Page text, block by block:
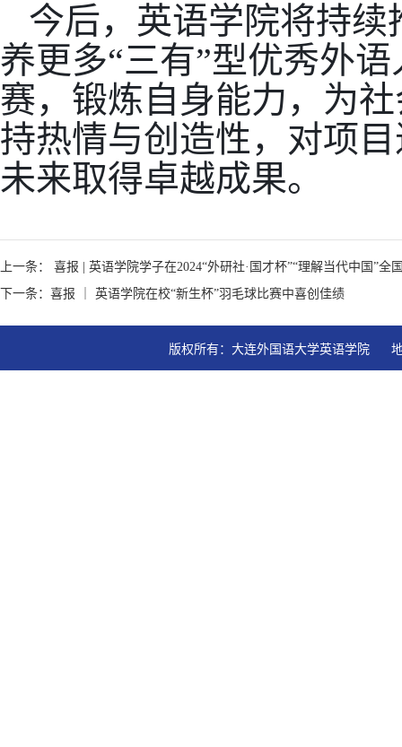
今后，英语学院将持
养更多“三有”型优秀外
赛，锻炼自身能力，为
持热情与创造性，对项
未来取得卓越成果。
上一条： 喜报 | 英语学院学子在2024“外研社·国才杯”“理解当代中国”
下一条：喜报 ｜ 英语学院在校“新生杯”羽毛球比赛中喜创佳绩
版权所有：大连外国语大学英语学院